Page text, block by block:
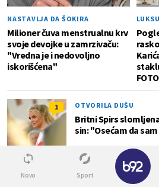
NASTAVLJA DA ŠOKIRA
Milioner čuva menstrualnu krv
svoje devojke u zamrzivaču:
"Vredna je i nedovoljno
iskorišćena"
FOTO
1 OTVORILA DUŠU
Britni Spirs
sin: "Osećam da
PROVELA 17 GODINA U
Novo Sport
✕